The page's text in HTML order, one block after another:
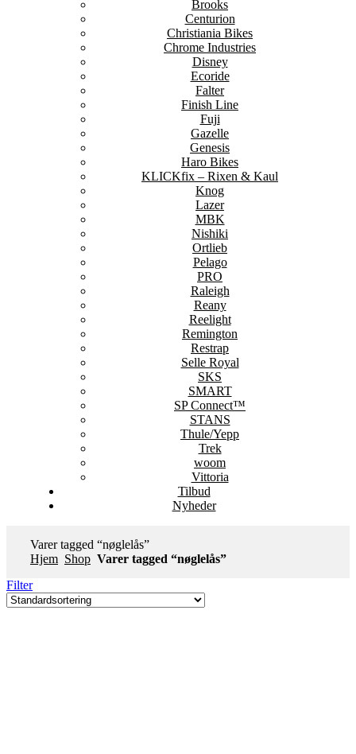
Brooks
Centurion
Christiania Bikes
Chrome Industries
Disney
Ecoride
Falter
Finish Line
Fuji
Gazelle
Genesis
Haro Bikes
KLICKfix – Rixen & Kaul
Knog
Lazer
MBK
Nishiki
Ortlieb
Pelago
PRO
Raleigh
Reany
Reelight
Remington
Restrap
Selle Royal
SKS
SMART
SP Connect™
STANS
Thule/Yepp
Trek
woom
Vittoria
Tilbud
Nyheder
Varer tagged “nøglelås”
Hjem Shop Varer tagged “nøglelås”
Filter